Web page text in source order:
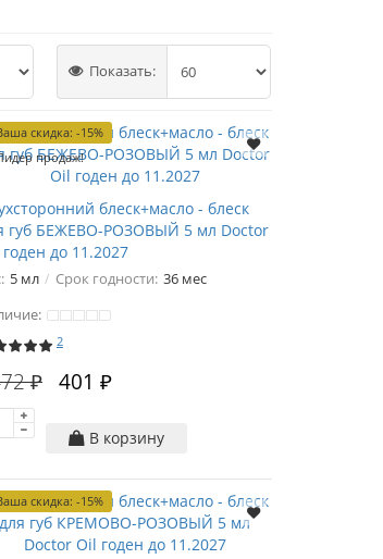
Показать:
скидка: -15%
продаж!
блеск+масло - блеск
губ БЕЖЕВО-РОЗОВЫЙ 5 мл Doctor
до 11.2027
5 мл Срок годности: 36 мес
2
₽ 401 ₽
В корзину
скидка: -15%